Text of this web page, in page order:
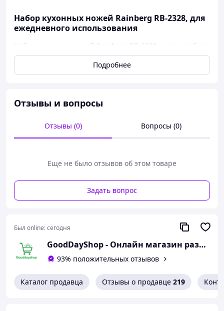
Набор кухонных ножей Rainberg RB-2328, для
ежедневного использования
Набор кухонных ножей Rainberg RB-2328 — это удобное
решение для повседневной готовки. В комплект входят
8 предметов: 5 ножей, ножницы, мусат для заточки и
деревянная подставка, что позволяет эффективно
современный штрих в интерьер вашей кухни.
нержавеющей стали, что гарантирует длительное
сохранение остроты и простоту ухода. Эргономичные
способствует аккуратному хранению, не загромождая
Подробнее
Отзывы и вопросы
Отзывы (0) Вопросы (0)
Еще не было отзывов об этом товаре
Задать вопрос
Был online:сегодня
GoodDayShop - Онлайн магазин различных товаров
93% положительных отзывов
Каталог продавца Отзывы о продавце 219